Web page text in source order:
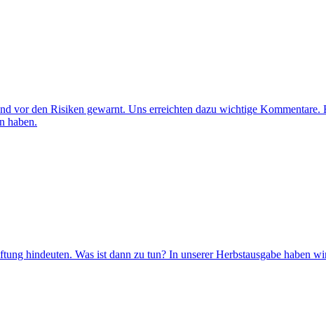
vor den Risiken gewarnt. Uns erreichten dazu wichtige
haben.
hindeuten. Was ist dann zu tun? In unserer Herbstausgabe haben